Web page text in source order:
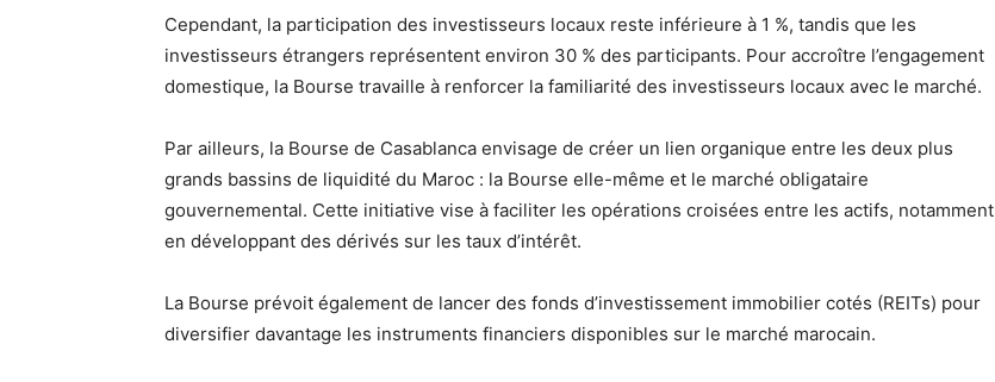
Cependant, la participation des investisseurs locaux reste inférieure à 1 %, tandis que les
investisseurs étrangers représentent environ 30 % des participants. Pour accroître l’engagement
domestique, la Bourse travaille à renforcer la familiarité des investisseurs locaux avec le marché.
Par ailleurs, la Bourse de Casablanca envisage de créer un lien organique entre les deux plus
grands bassins de liquidité du Maroc : la Bourse elle-même et le marché obligataire
gouvernemental. Cette initiative vise à faciliter les opérations croisées entre les actifs, notamment
en développant des dérivés sur les taux d’intérêt.
La Bourse prévoit également de lancer des fonds d’investissement immobilier cotés (REITs) pour
diversifier davantage les instruments financiers disponibles sur le marché marocain.